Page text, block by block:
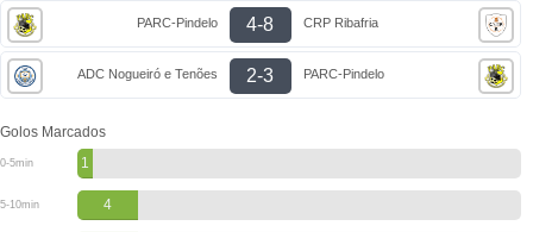
PARC-Pindelo 4-8 CRP Ribafria
ADC Nogueiró e Tenões 2-3 PARC-Pindelo
Golos Marcados
0-5min 1
5-10min 4